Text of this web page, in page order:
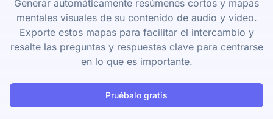
Generar automáticamente resúmenes cortos y mapas
mentales visuales de su contenido de audio y video.
Exporte estos mapas para facilitar el intercambio y
resalte las preguntas y respuestas clave para centrarse
en lo que es importante.
Pruébalo gratis